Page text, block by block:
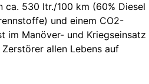
ca. 530 ltr./100 km (60% Diesel
und einem CO2-
im Manöver- und Kriegseinsatz
allen Lebens auf